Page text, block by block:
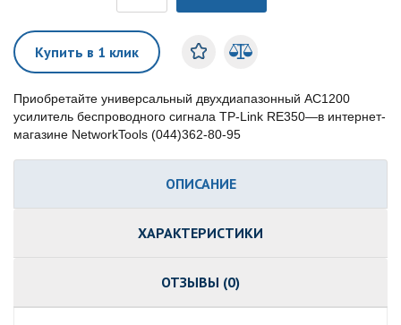
Купить в 1 клик
Приобретайте универсальный двухдиапазонный AC1200
усилитель беспроводного сигнала TP-Link RE350—в интернет-
магазине NetworkTools (044)362-80-95
ОПИСАНИЕ
ХАРАКТЕРИСТИКИ
ОТЗЫВЫ (0)